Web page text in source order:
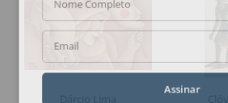
Nome Completo
Email
Assinar